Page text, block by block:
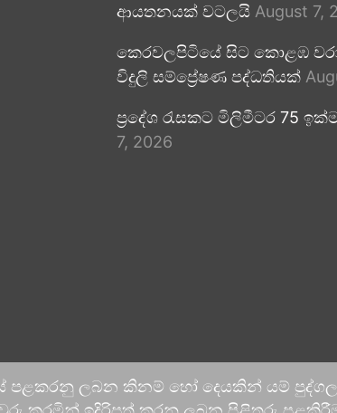
ආයතනයක් වටලයි August 7,
කෙරවලපිටියේ සිට කොළඹ
විදුලි සම්ප්‍රේෂණ පද්ධතියක්
ප්‍රදේශ රැසකට මිලිමීටර 75
7, 2026
පළකරනු ලබන කිනම් හෝ දෙයකින් යම්